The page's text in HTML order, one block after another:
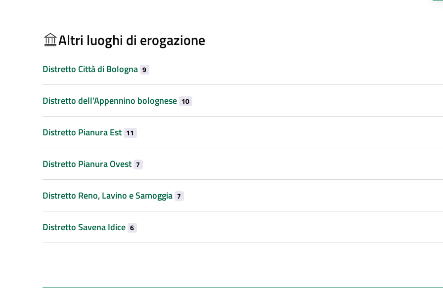
Altri luoghi di erogazione
Distretto Città di Bologna 9
Distretto dell’Appennino bolognese 10
Distretto Pianura Est 11
Distretto Pianura Ovest 7
Distretto Reno, Lavino e Samoggia 7
Distretto Savena Idice 6